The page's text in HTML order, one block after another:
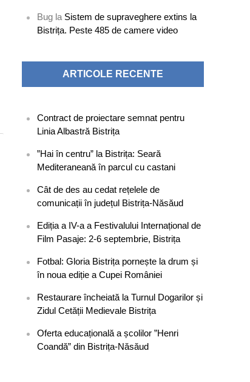
Bug la Sistem de supraveghere extins la
Bistrița. Peste 485 de camere video
ARTICOLE RECENTE
Contract de proiectare semnat pentru
Linia Albastră Bistrița
”Hai în centru” la Bistrița: Seară
Mediteraneană în parcul cu castani
Cât de des au cedat rețelele de
comunicații în județul Bistrița-Năsăud
Ediția a IV-a a Festivalului Internațional de
Film Pasaje: 2-6 septembrie, Bistrița
Fotbal: Gloria Bistrița pornește la drum și
în noua ediție a Cupei României
Restaurare încheiată la Turnul Dogarilor și
Zidul Cetății Medievale Bistrița
Oferta educațională a școlilor ”Henri
Coandă” din Bistrița-Năsăud